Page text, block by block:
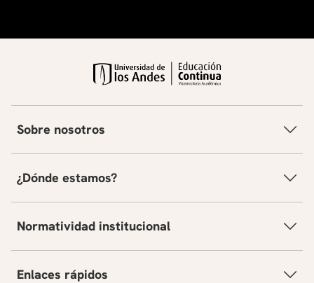
Sobre nosotros
¿Dónde estamos?
Normatividad institucional
Enlaces rápidos